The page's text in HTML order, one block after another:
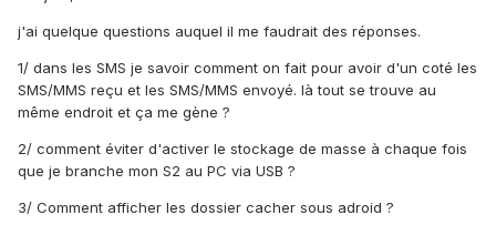
j'ai quelque questions auquel il me faudrait des réponses.
1/ dans les SMS je savoir comment on fait pour avoir d'un coté les
SMS/MMS reçu et les SMS/MMS envoyé. là tout se trouve au
même endroit et ça me gène ?
2/ comment éviter d'activer le stockage de masse à chaque fois
que je branche mon S2 au PC via USB ?
3/ Comment afficher les dossier cacher sous adroid ?